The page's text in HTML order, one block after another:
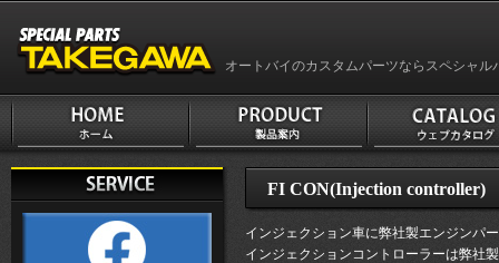
オートバイのカスタムパーツならスペシャル
FI CON(Injection controller)
インジェクション車に弊社製エンジンパ
インジェクションコントローラーは弊社